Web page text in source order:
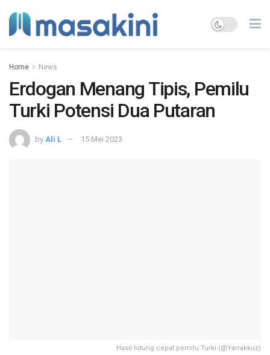
Home News
Erdogan Menang Tipis, Pemilu
Turki Potensi Dua Putaran
by Ali L 15 Mei 2023
Hasil hitung cepat pemilu Turki.(@Yarrakkuz)